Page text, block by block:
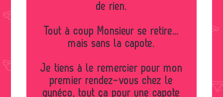
de rien.
Tout à coup Monsieur se retire...
mais sans la capote.
Je tiens à le remercier pour mon
premier rendez-vous chez le
gynéco, tout ça pour une capote